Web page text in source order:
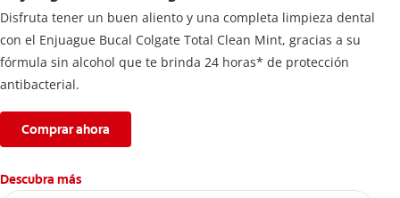
Disfruta tener un buen aliento y una completa limpieza dental
con el Enjuague Bucal Colgate Total Clean Mint, gracias a su
fórmula sin alcohol que te brinda 24 horas* de protección
antibacterial.
Comprar ahora
Descubra más